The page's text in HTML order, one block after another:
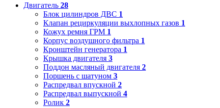
Двигатель 28
Блок цилиндров ДВС 1
Клапан рециркуляции выхлопных газов 1
Кожух ремня ГРМ 1
Корпус воздушного фильтра 1
Кронштейн генератора 1
Крышка двигателя 3
Поддон масляный двигателя 2
Поршень с шатуном 3
Распредвал впускной 2
Распредвал выпускной 4
Ролик 2